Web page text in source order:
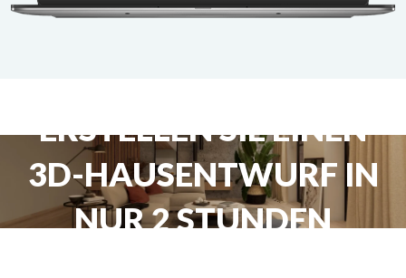
ERSTELLEN SIE EINEN
3D-HAUSENTWURF IN
NUR 2 STUNDEN